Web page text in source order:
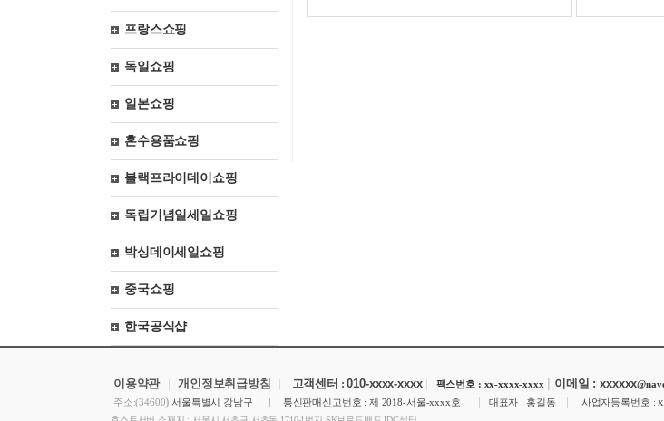
프랑스쇼핑
독일쇼핑
일본쇼핑
혼수용품쇼핑
블랙프라이데이쇼핑
독립기념일세일쇼핑
박싱데이세일쇼핑
중국쇼핑
한국공식샵
이용약관 |개인정보취급방침 | 고객센터 :010-xxxx-xxxx | 팩스번호 : xx-xxxx-xxxx 이메일 : xxxxxx
주소:(34600) 서울특별시 강남구 | 통신판매신고번호 : 제 2018-서울-xxxx호 | 대표자 : 홍길동 | 사업자등록번호 :